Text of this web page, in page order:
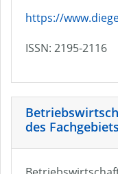
https://
ISSN: 2195-2116
des